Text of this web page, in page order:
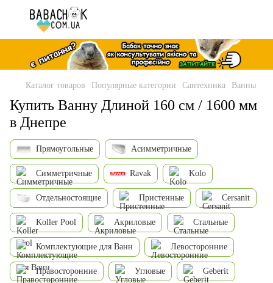
Каталог товаров Популярные категории Сантехника Ванны
Купить Ванну Длиной 160 см / 1600 мм
в Днепре
Прямоугольные Асимметричные
Симметричные Ravak Kolo
Отдельностоящие Пристенные Cersanit
Koller Pool Акриловые Стальные
Комплектующие для Ванн Левосторонние
Правосторонние Угловые Geberit